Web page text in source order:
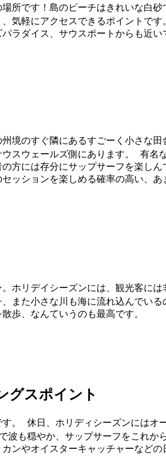
所です！島のビーチはきれいな白
気軽にアクセスできるポイントで
ラダイス、サウスポートからも近
境のすぐ隣にあるすごーく小さな
スウェールズ側にあります。 有
方には存分にサップサーフを楽し
ッションを楽しめる確率の高い、
ホリデイシーズンには、観光客に
また小さな川も海に流れ込んでい
歩、なんていうのも最高です。
グスポイント
。 休日、ホリディシーズンには
も穏やか、サップサーフをこれ
ンやオイスターキャッチャーなど